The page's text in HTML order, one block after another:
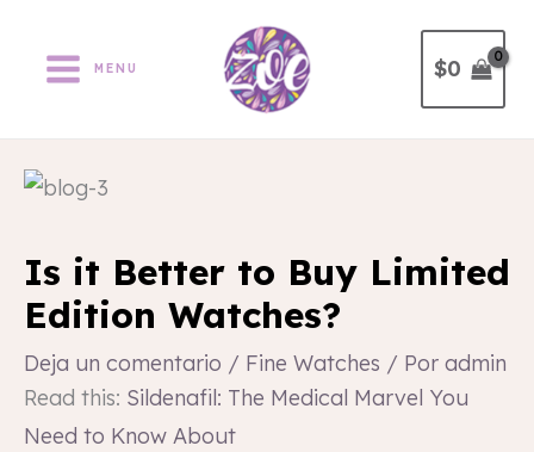
MENU $0
Is it Better to Buy Limited
Edition Watches?
Deja un comentario / Fine Watches / Por admin
Read this: Sildenafil: The Medical Marvel You
Need to Know About